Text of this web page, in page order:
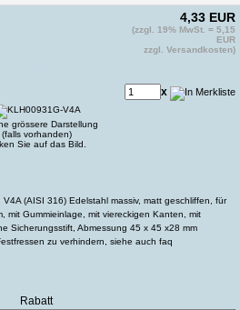
4,33 EUR
(zzgl. 19% MwSt. = 5,15
EUR
zzgl. Versandkosten)
x
grössere Darstellung
(falls vorhanden)
Sie auf das Bild.
(AISI 316) Edelstahl massiv, matt geschliffen, für
mit Gummieinlage, mit viereckigen Kanten, mit
Sicherungsstift, Abmessung 45 x 45 x28 mm
zu verhindern, siehe auch faq
Rabatt